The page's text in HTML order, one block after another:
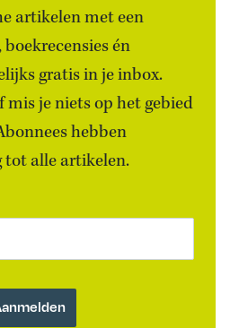
artikelen met een
én
gratis in je inbox.
je niets op het gebied
hebben
tot alle artikelen.